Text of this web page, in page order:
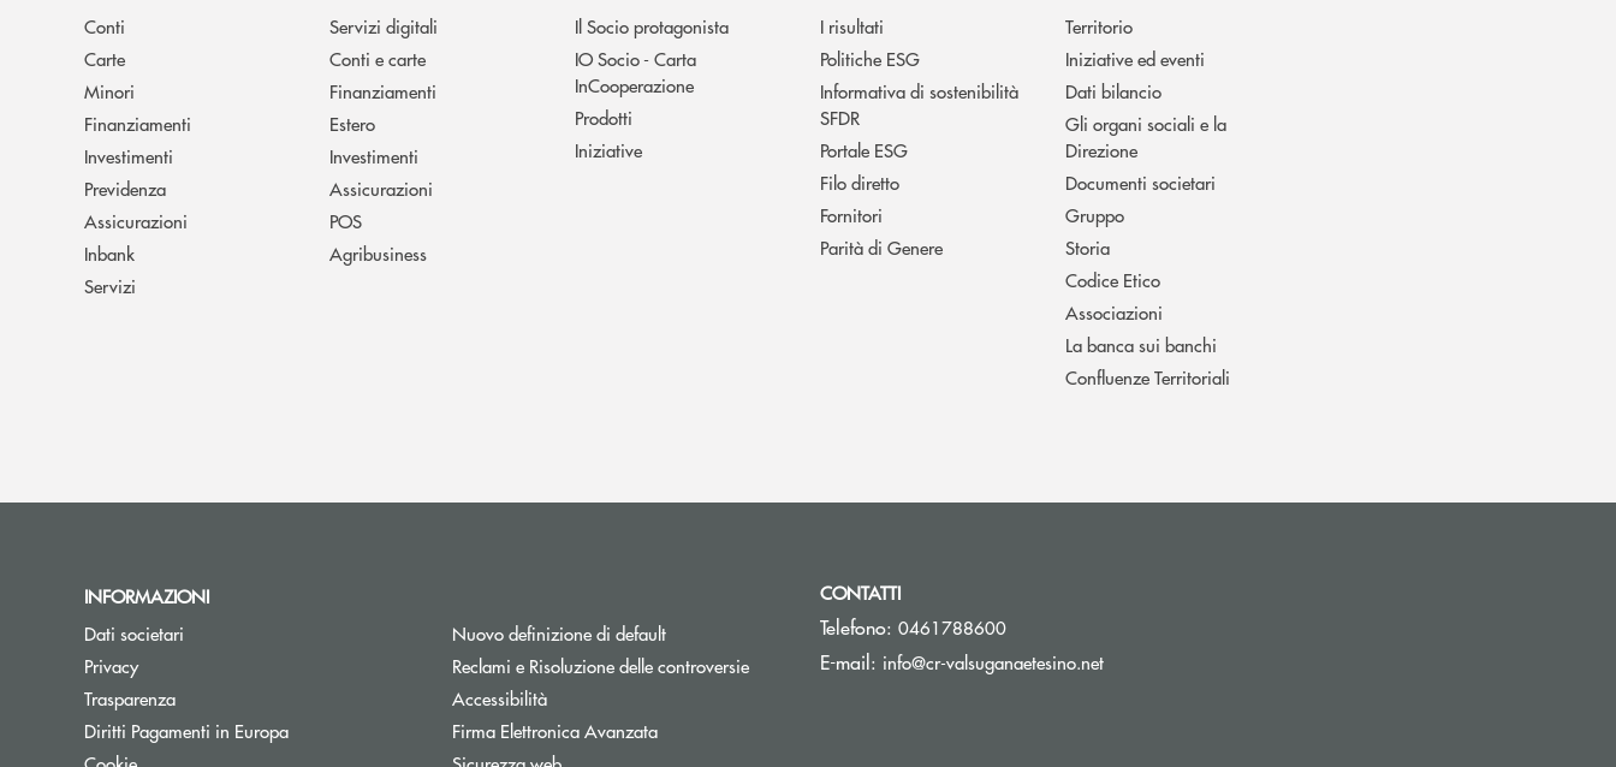
Conti
Carte
Minori
Finanziamenti
Investimenti
Previdenza
Assicurazioni
Inbank
Servizi
Servizi digitali
Conti e carte
Finanziamenti
Estero
Investimenti
Assicurazioni
POS
Agribusiness
Il Socio protagonista
IO Socio - Carta
InCooperazione
Prodotti
Iniziative
I risultati
Politiche ESG
Informativa di sostenibilità
SFDR
Portale ESG
Filo diretto
Fornitori
Parità di Genere
Territorio
Iniziative ed eventi
Dati bilancio
Gli organi sociali e la
Direzione
Documenti societari
Gruppo
Storia
Codice Etico
Associazioni
La banca sui banchi
Confluenze Territoriali
INFORMAZIONI
Dati societari
Privacy
Trasparenza
Diritti Pagamenti in EuropaApre una nuova finestra
Nuovo definizione di default
Reclami e Risoluzione delle controversie
Accessibilità
Firma Elettronica Avanzata
CONTATTI
Telefono: 0461788600
E-mail: info@cr-valsuganaetesino.net(si apre l’app di posta elettronica)